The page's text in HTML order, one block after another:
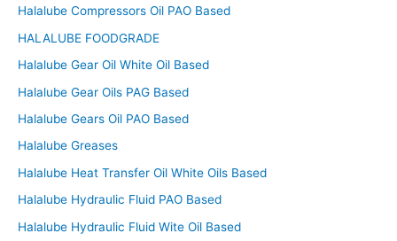
Halalube Compressors Oil PAO Based
HALALUBE FOODGRADE
Halalube Gear Oil White Oil Based
Halalube Gear Oils PAG Based
Halalube Gears Oil PAO Based
Halalube Greases
Halalube Heat Transfer Oil White Oils Based
Halalube Hydraulic Fluid PAO Based
Halalube Hydraulic Fluid Wite Oil Based